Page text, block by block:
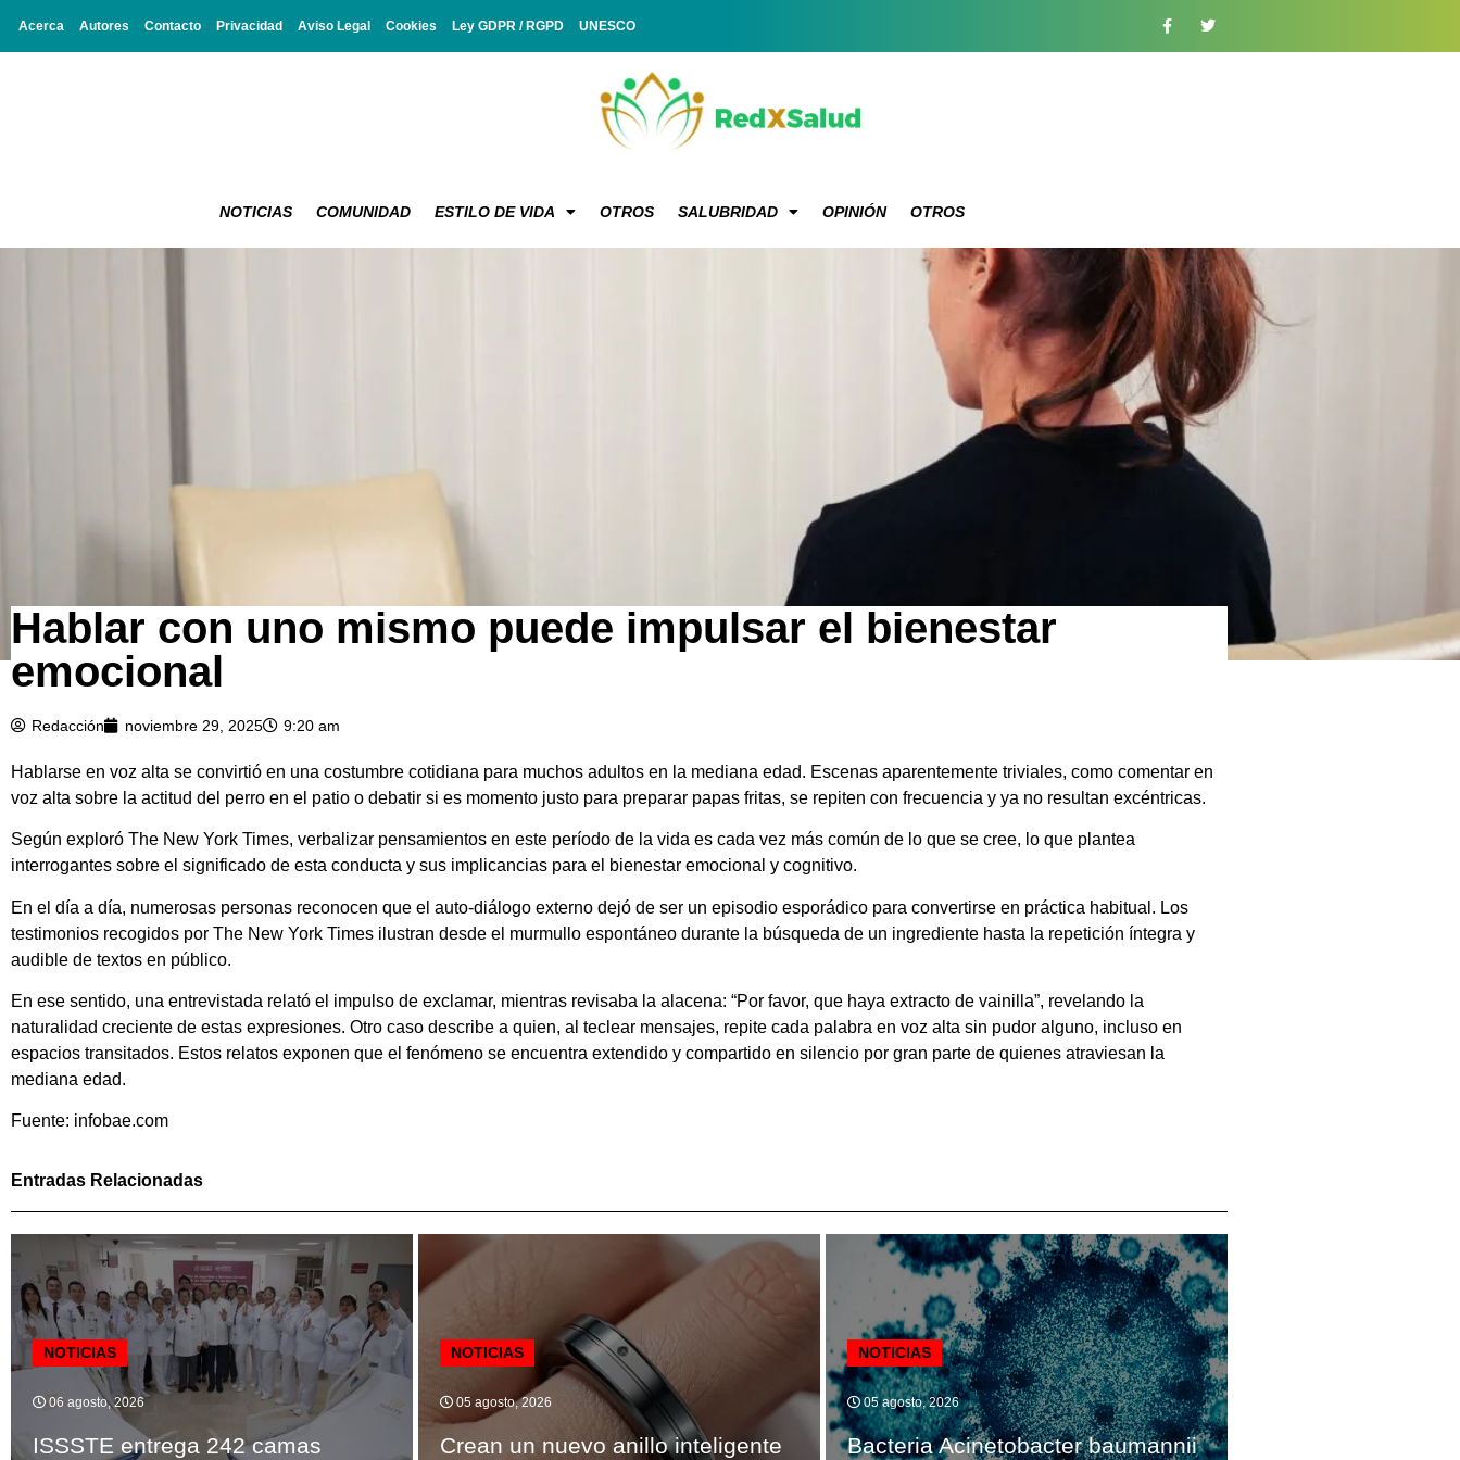
Acerca Autores Contacto Privacidad Aviso Legal Cookies Ley GDPR / RGPD UNESCO
NOTICIAS COMUNIDAD ESTILO DE VIDA OTROS SALUBRIDAD OPINIÓN OTROS
Hablar con uno mismo puede impulsar el bienestar
emocional
Redacción noviembre 29, 2025 9:20 am
Hablarse en voz alta se convirtió en una costumbre cotidiana para muchos adultos en la mediana edad. Escenas aparentemente triviales, como comentar en
voz alta sobre la actitud del perro en el patio o debatir si es momento justo para preparar papas fritas, se repiten con frecuencia y ya no resultan excéntricas.
Según exploró The New York Times, verbalizar pensamientos en este período de la vida es cada vez más común de lo que se cree, lo que plantea
interrogantes sobre el significado de esta conducta y sus implicancias para el bienestar emocional y cognitivo.
En el día a día, numerosas personas reconocen que el auto-diálogo externo dejó de ser un episodio esporádico para convertirse en práctica habitual. Los
testimonios recogidos por The New York Times ilustran desde el murmullo espontáneo durante la búsqueda de un ingrediente hasta la repetición íntegra y
audible de textos en público.
En ese sentido, una entrevistada relató el impulso de exclamar, mientras revisaba la alacena: “Por favor, que haya extracto de vainilla”, revelando la
naturalidad creciente de estas expresiones. Otro caso describe a quien, al teclear mensajes, repite cada palabra en voz alta sin pudor alguno, incluso en
espacios transitados. Estos relatos exponen que el fenómeno se encuentra extendido y compartido en silencio por gran parte de quienes atraviesan la
mediana edad.
Fuente: infobae.com
Entradas Relacionadas
NOTICIAS
06 agosto, 2026
ISSSTE entrega 242 camas
NOTICIAS
05 agosto, 2026
Crean un nuevo anillo inteligente
NOTICIAS
05 agosto, 2026
Bacteria Acinetobacter baumannii